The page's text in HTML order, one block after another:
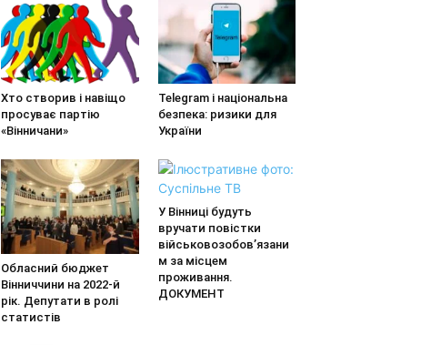
Хто створив і навіщо
просуває партію
«Вінничани»
Telegram і національна
безпека: ризики для
України
Обласний бюджет
Вінниччини на 2022-й
рік. Депутати в ролі
статистів
У Вінниці будуть
вручати повістки
військовозобов’язани
м за місцем
проживання.
ДОКУМЕНТ